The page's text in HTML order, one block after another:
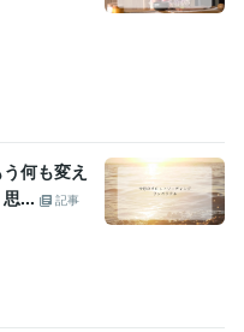
何も変え
...
記事